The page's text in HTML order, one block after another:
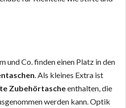
und Co. finden einen Platz in den
. Als kleines Extra ist
Zubehörtascheenthalten, die
werden kann. Optik